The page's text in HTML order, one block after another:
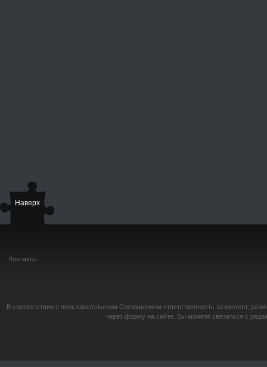
Наверх
Контакты
В соответствии с пользовательским Соглашением ответственность за контент,
через форму на сайте. Вы можете связаться с